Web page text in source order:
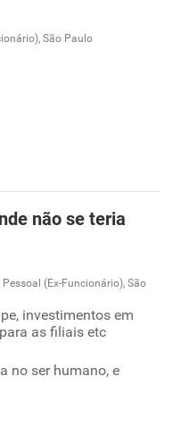
São Paulo
não se teria
(Ex-Funcionário), São
investimentos em
as filiais etc
no ser humano, e